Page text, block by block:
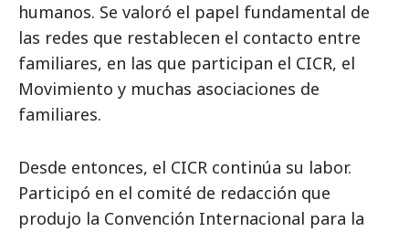
humanos. Se valoró el papel fundamental de
las redes que restablecen el contacto entre
familiares, en las que participan el CICR, el
Movimiento y muchas asociaciones de
familiares.
Desde entonces, el CICR continúa su labor.
Participó en el comité de redacción que
produjo la Convención Internacional para la